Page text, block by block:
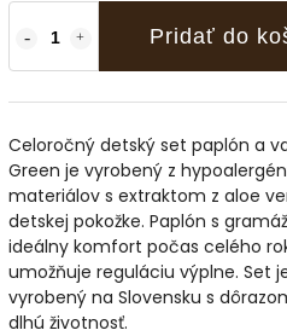
Pridať do
Celoročný detský set paplón a
Green je vyrobený z
materiálov s extraktom z aloe
detskej pokožke. Paplón s
ideálny komfort počas celého
umožňuje reguláciu výplne. Set
vyrobený na Slovensku s
dlhú životnosť.